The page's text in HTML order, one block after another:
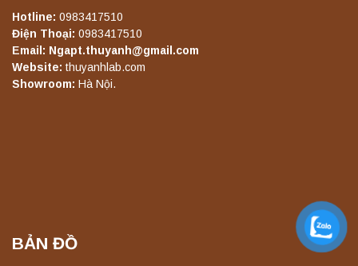
Máy ly tâm tốc độ thấp để bàn TD5Z
Yonglekang – Thiết bị ly tâm phòng thí
nghiệm
Máy ly tâm tốc độ cao để bàn YTG16B
Hotline: 0983417510
Điện Thoại: 0983417510
Email: Ngapt.thuyanh@gmail.com
Website: thuyanhlab.com
Showroom: Hà Nội.
BẢN ĐỒ